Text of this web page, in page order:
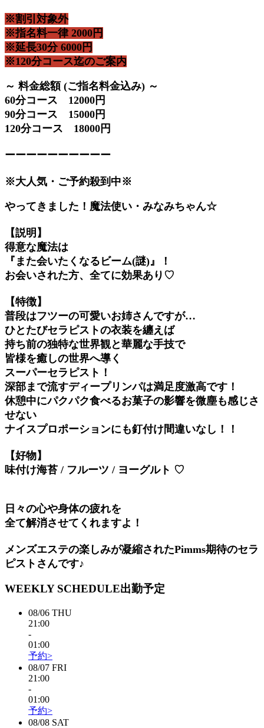
※割引対象外
※指名料一律 2000円
※延長30分 6000円
※120分コース迄のご案内
～ 料金総額 (ご指名料金込み) ～
60分コース 12000円
90分コース 15000円
120分コース 18000円
ーーーーーーーーーー
※大人気・ご予約殺到中※
やってきました！魔法使い・みなみちゃん☆
【説明】
得意な魔法は
『また会いたくなるビーム(謎)』！
お会いされた方、全てに効果あり♡
【特徴】
普段はフツーの可愛いお姉さんですが…
ひとたびセラピストの衣装を纏えば
持ち前の独特な世界観と華麗な手技で
皆様を癒しの世界へ導く
スーパーセラピスト！
深部まで流すディープリンパは満足度激高です！
休憩中にパクパク食べるお菓子の影響を微塵も感じさ
せない
ナイスプロポーションにも釘付け間違いなし！！
【好物】
味付け海苔 / フルーツ / ヨーグルト ♡
日々の心や身体の疲れを
全て解消させてくれますよ！
メンズエステの楽しみが凝縮されたPimms期待のセラ
ピストさんです♪
WEEKLY SCHEDULE出勤予定
08/06 THU
21:00
-
01:00
予約>
08/07 FRI
21:00
-
01:00
予約>
08/08 SAT